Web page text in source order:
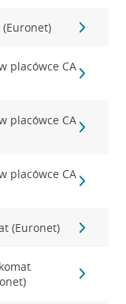
placówce CA
placówce CA
placówce CA
(Euronet)